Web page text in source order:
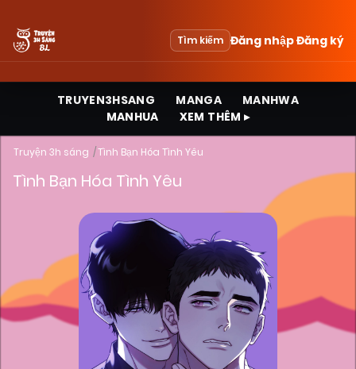
Tìm kiếm Đăng nhậpĐăng ký
TRUYEN3HSANG MANGA
MANHWA
MANHUA
XEM THÊM ▸
Truyện 3h sáng Tình Bạn Hóa Tình Yêu
Tình Bạn Hóa Tình Yêu